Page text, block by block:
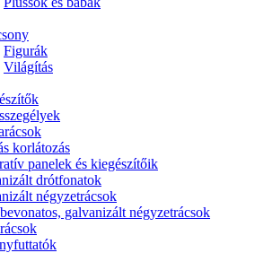
Figurák
Világítás
korlátozás
panelek és kiegészítőik
drótfonatok
négyzetrácsok
galvanizált négyzetrácsok